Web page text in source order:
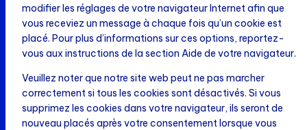
modifier les réglages de votre navigateur Internet afin que
vous receviez un message à chaque fois qu’un cookie est
placé. Pour plus d’informations sur ces options, reportez-
vous aux instructions de la section Aide de votre navigateur.
Veuillez noter que notre site web peut ne pas marcher
correctement si tous les cookies sont désactivés. Si vous
supprimez les cookies dans votre navigateur, ils seront de
nouveau placés après votre consentement lorsque vous